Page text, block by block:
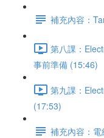
補充內容：
第八課：
事前準備 (15:46)
第九課：
(17:53)
補充內容：